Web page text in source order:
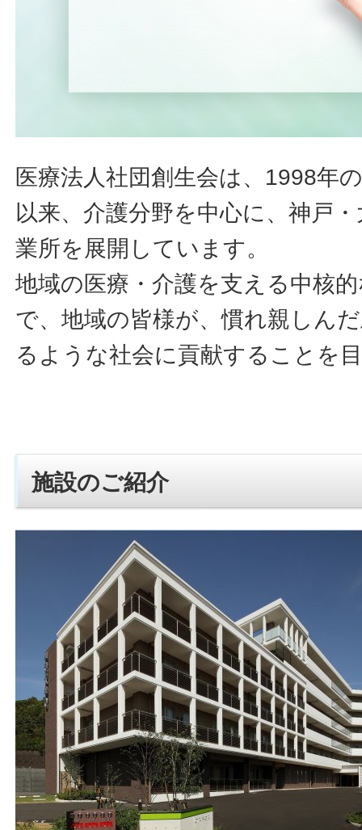
医療法人社団創生会は、1998年
以来、介護分野を中心に、神戸
業所を展開しています。
地域の医療・介護を支える中核
で、地域の皆様が、慣れ親しん
るような社会に貢献することを
施設のご紹介